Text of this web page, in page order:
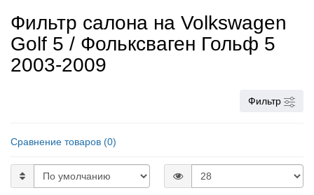
Фильтр салона на Volkswagen
Golf 5 / Фольксваген Гольф 5
2003-2009
Фильтр
Сравнение товаров (0)